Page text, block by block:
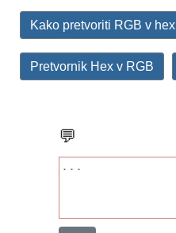
Kako pretvoriti RGB v hex
Pretvornik Hex v RGB
💬